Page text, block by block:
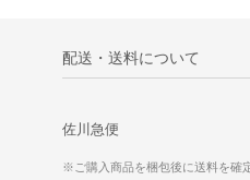
配送・送料について
佐川急便
※ご購入商品を梱包後に送料を確